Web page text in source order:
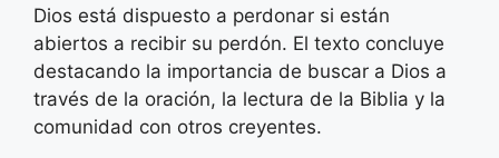
Dios está dispuesto a perdonar si están
abiertos a recibir su perdón. El texto concluye
destacando la importancia de buscar a Dios a
través de la oración, la lectura de la Biblia y la
comunidad con otros creyentes.